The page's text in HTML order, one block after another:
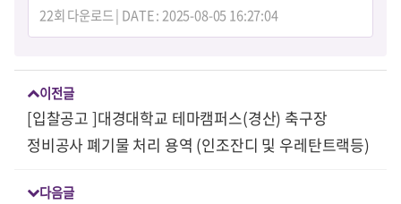
22회 다운로드 | DATE : 2025-08-05 16:27:04
이전글
[입찰공고 ]대경대학교 테마캠퍼스(경산) 축구장
정비공사 폐기물 처리 용역 (인조잔디 및 우레탄트랙등)
다음글